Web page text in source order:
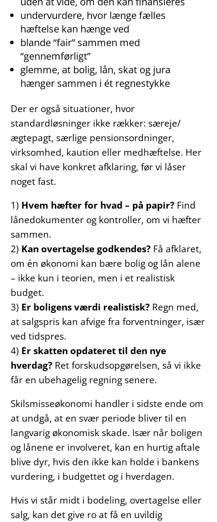
undervurdere, hvor længe fælles
hæftelse kan hænge ved
blande “fair” sammen med
“gennemførligt”
glemme, at bolig, lån, skat og jura
hænger sammen i ét regnestykke
Der er også situationer, hvor
standardløsninger ikke rækker: særeje/
ægtepagt, særlige pensionsordninger,
virksomhed, kaution eller medhæftelse. Her
skal vi have konkret afklaring, før vi låser
noget fast.
1) Hvem hæfter for hvad – på papir? Find
lånedokumenter og kontroller, om vi hæfter
sammen.
2) Kan overtagelse godkendes? Få afklaret,
om én økonomi kan bære bolig og lån alene
– ikke kun i teorien, men i et realistisk
budget.
3) Er boligens værdi realistisk? Regn med,
at salgspris kan afvige fra forventninger, især
ved tidspres.
4) Er skatten opdateret til den nye
hverdag? Ret forskudsopgørelsen, så vi ikke
får en ubehagelig regning senere.
Skilsmisseøkonomi handler i sidste ende om
at undgå, at en svær periode bliver til en
langvarig økonomisk skade. Især når boligen
og lånene er involveret, kan en hurtig aftale
blive dyr, hvis den ikke kan holde i bankens
vurdering, i budgettet og i hverdagen.
Hvis vi står midt i bodeling, overtagelse eller
salg, kan det give ro at få en uvildig